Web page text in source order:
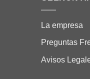
La empresa
Preguntas
Avisos